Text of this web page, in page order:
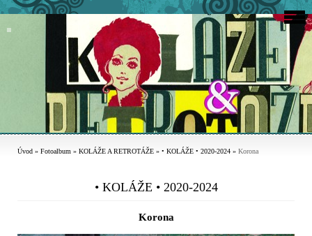
Úvod » Fotoalbum » KOLÁŽE A RETROTÁŽE » • KOLÁŽE • 2020-2024 » Korona
• KOLÁŽE • 2020-2024
Korona